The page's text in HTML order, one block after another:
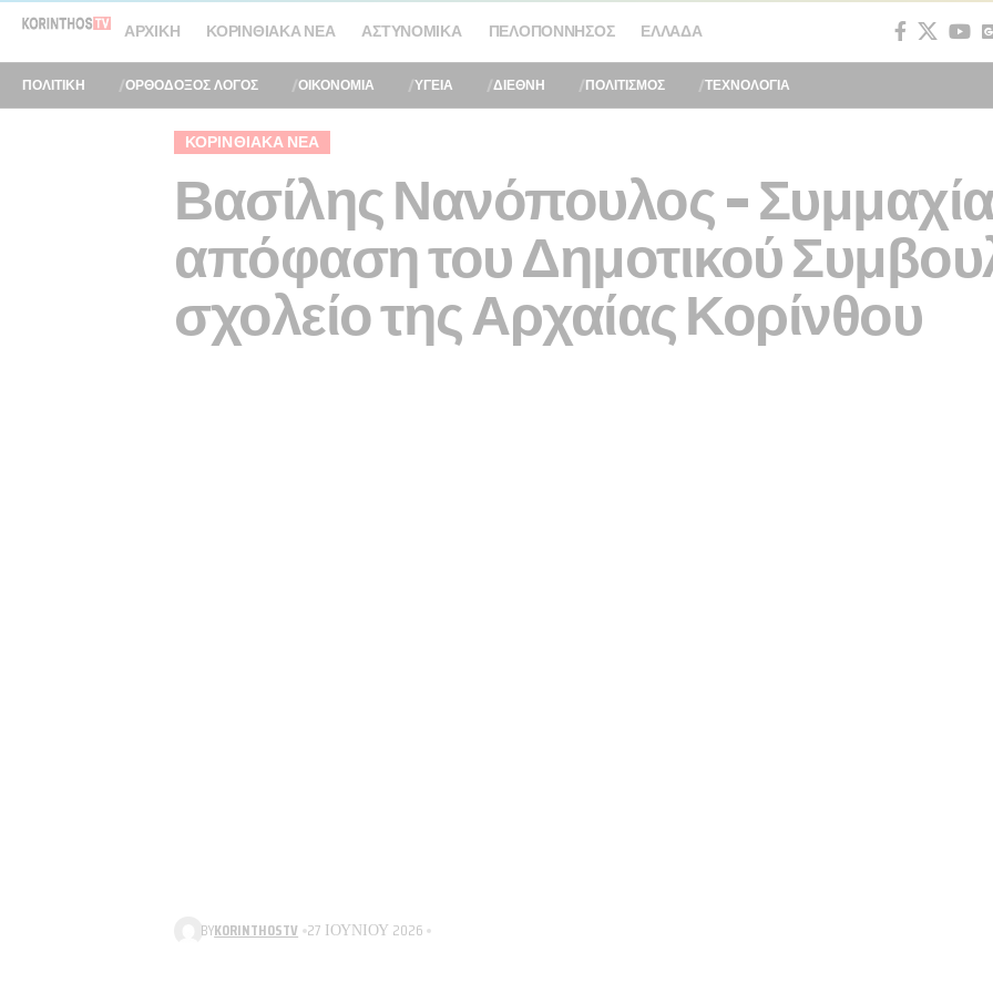
ΑΡΧΙΚΉ ΚΟΡΙΝΘΙΑΚΆ ΝΈΑ ΑΣΤΥΝΟΜΙΚΆ ΠΕΛΟΠΌΝΝΗΣΟΣ ΕΛΛΆΔΑ
ΠΟΛΙΤΙΚΗ ΟΡΘΟΔΟΞΟΣ ΛΟΓΟΣ ΟΙΚΟΝΟΜΙΑ ΥΓΕΙΑ ΔΙΕΘΝΗ ΠΟΛΙΤΙΣΜΟΣ ΤΕΧΝΟΛΟΓΙΑ
ΚΟΡΙΝΘΙΑΚΆ ΝΈΑ
Βασίλης Νανόπουλος –
απόφαση του Δημοτικού
σχολείο της Αρχαίας Κορίνθου
BYKORINTHOSTV 27 ΙΟΥΝΊΟΥ 2026